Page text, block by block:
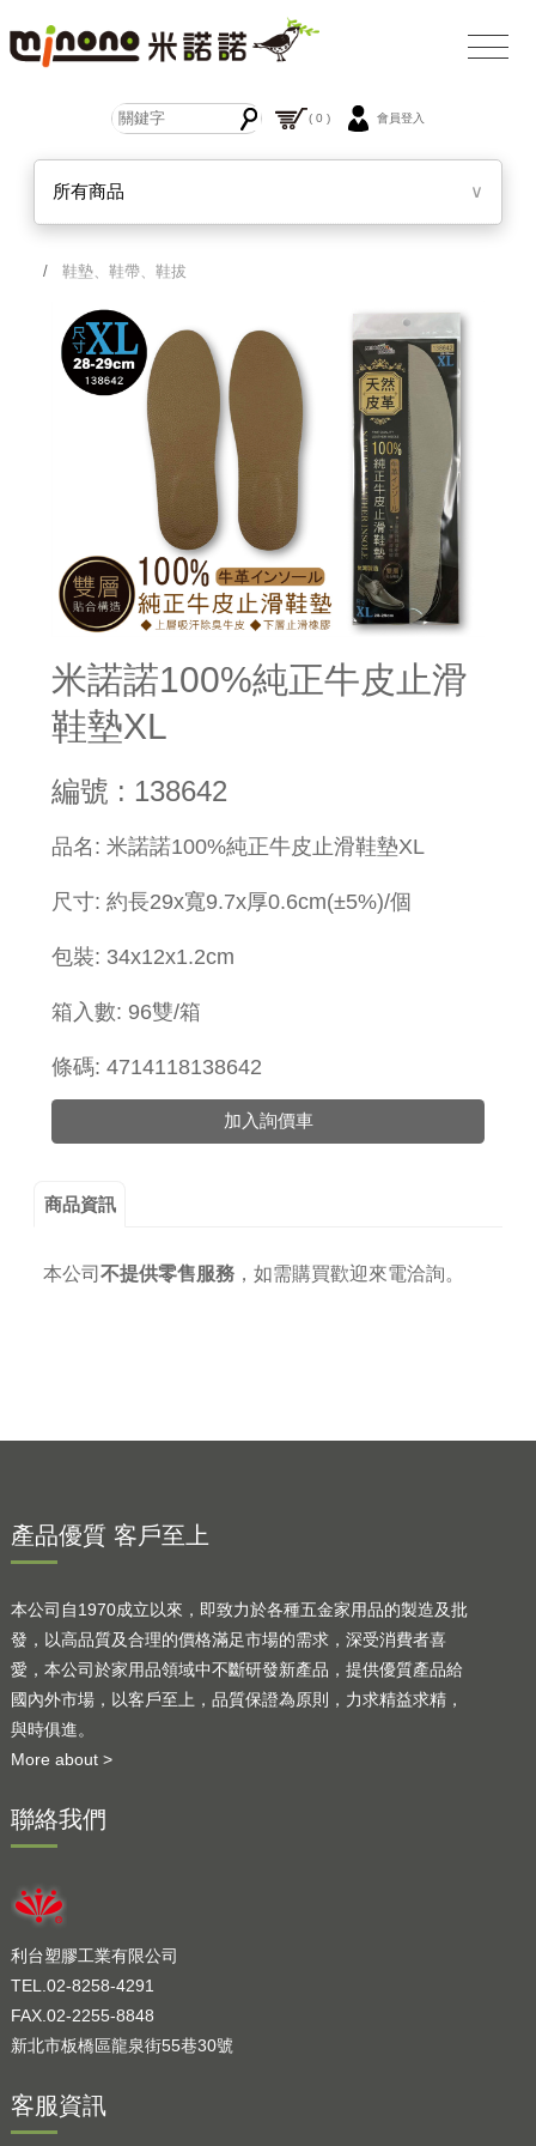
( 0 ) 會員登入
所有商品 ∨
/鞋墊、鞋帶、鞋拔
米諾諾100%純正牛皮止滑
鞋墊XL
編號 : 138642
​品名: 米諾諾100%純正牛皮止滑鞋墊XL
尺寸: 約長29x寬9.7x厚0.6cm(±5%)/個
包裝: 34x12x1.2cm
箱入數: 96雙/箱
條碼: 4714118138642
加入詢價車
商品資訊
本公司 不提供零售服務， 如需購買歡迎來電洽詢。
產品優質 客戶至上
本公司自1970成立以來，即致力於各種五金家用品的製造及批
發，以高品質及合理的價格滿足市場的需求，深受消費者喜
愛，本公司於家用品領域中不斷研發新產品，提供優質產品給
國內外市場，以客戶至上，品質保證為原則，力求精益求精，
與時俱進。
More about >
聯絡我們
利台塑膠工業有限公司
TEL.02-8258-4291
FAX.02-2255-8848
新北市板橋區龍泉街55巷30號
客服資訊